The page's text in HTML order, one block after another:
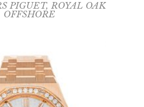
PIGUET, ROYAL OAK
OFFSHORE